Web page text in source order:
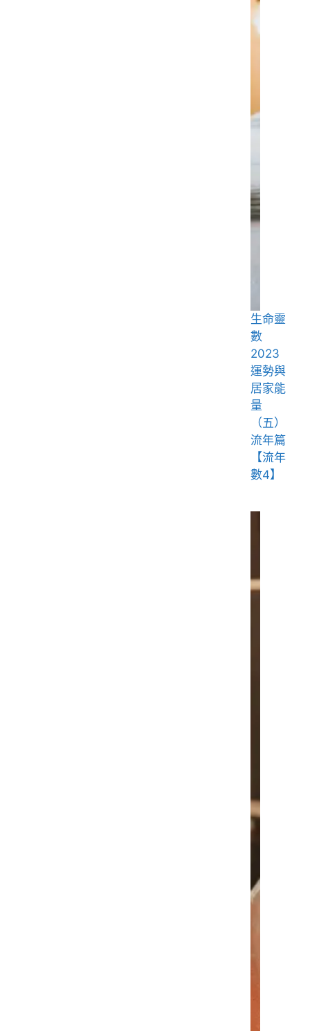
生命靈
數
2023
運勢與
居家能
量
（五）
流年篇
【流年
數4】